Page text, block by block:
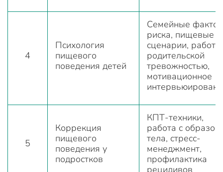
4
Психология
пищевого
поведения детей
Семейные
риска, пищевые
сценарии, работа
родительской
тревожностью,
мотивационное
5
Коррекция
пищевого
поведения у
подростков
КПТ-техники,
работа с образом
тела, стресс-
менеджмент,
профилактика
рецидивов